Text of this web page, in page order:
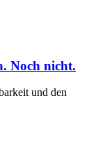
Noch nicht.
und den